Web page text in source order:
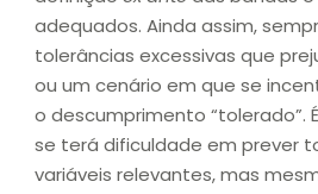
adequados. Ainda assim,
tolerâncias excessivas que
ou um cenário em que se
o descumprimento “tolerado”.
se terá dificuldade em prever
variáveis relevantes, mas